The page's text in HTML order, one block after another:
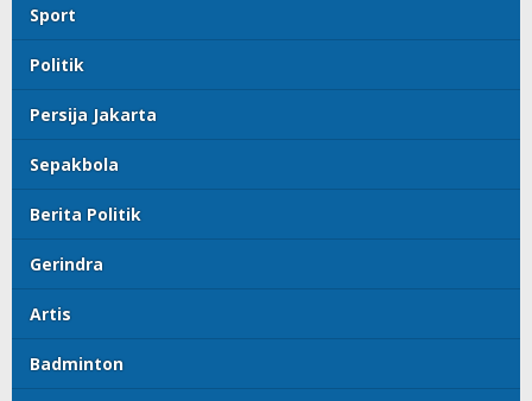
Sport
Politik
Persija Jakarta
Sepakbola
Berita Politik
Gerindra
Artis
Badminton